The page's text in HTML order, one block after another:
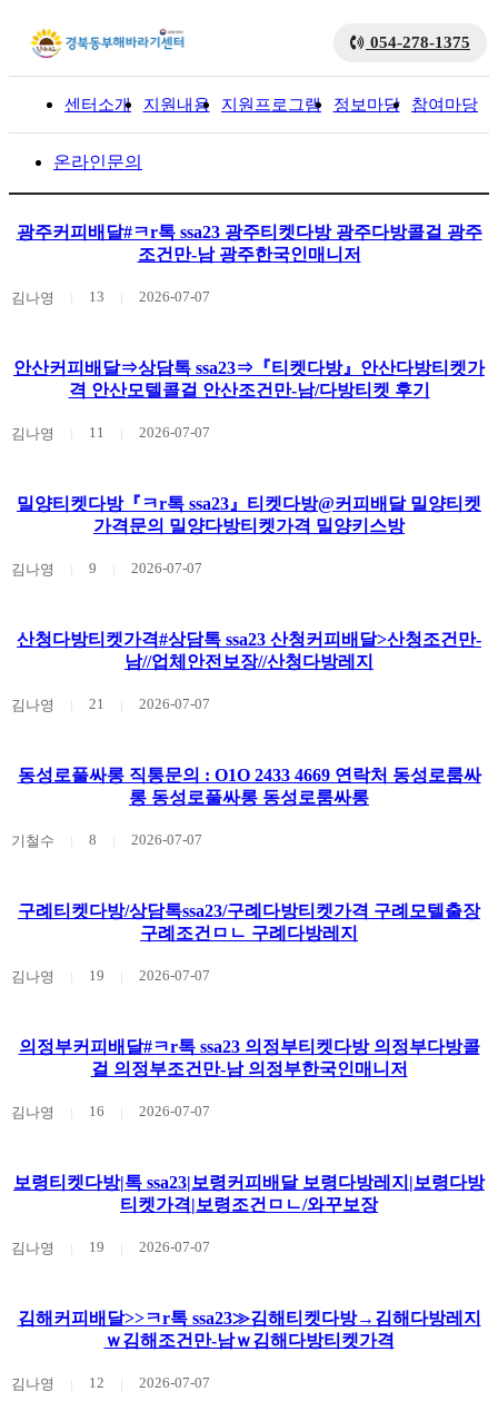
054-278-1375
센터소개 지원내용 지원프로그램 정보마당
참여마당
온라인문의
광주커피배달#ㅋr톡 ssa23 광주티켓다방 광주다방콜걸 광주
조건만-남 광주한국인매니저
김나영 13 2026-07-07
안산커피배달⇒상담톡 ssa23⇒『티켓다방』안산다방티켓가
격 안산모텔콜걸 안산조건만-남/다방티켓 후기
김나영 11 2026-07-07
밀양티켓다방『ㅋr톡 ssa23』티켓다방@커피배달 밀양티켓
가격문의 밀양다방티켓가격 밀양키스방
김나영 9 2026-07-07
산청다방티켓가격#상담톡 ssa23 산청커피배달>산청조건만-
남//업체안전보장//산청다방레지
김나영 21 2026-07-07
동성로풀싸롱 직통문의 : O1O 2433 4669 연락처 동성로룸싸
롱 동성로풀싸롱 동성로룸싸롱
기철수 8 2026-07-07
구례티켓다방/상담톡ssa23/구례다방티켓가격 구례모텔출장
구례조건ㅁㄴ 구례다방레지
김나영 19 2026-07-07
의정부커피배달#ㅋr톡 ssa23 의정부티켓다방 의정부다방콜
걸 의정부조건만-남 의정부한국인매니저
김나영 16 2026-07-07
보령티켓다방|톡 ssa23|보령커피배달 보령다방레지|보령다방
티켓가격|보령조건ㅁㄴ/와꾸보장
김나영 19 2026-07-07
김해커피배달>>ㅋr톡 ssa23≫김해티켓다방→김해다방레지
ｗ김해조건만-남ｗ김해다방티켓가격
김나영 12 2026-07-07